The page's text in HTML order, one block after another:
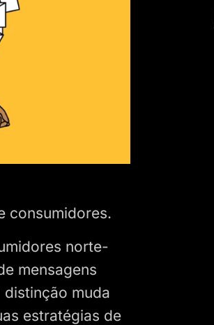
consumidores.
norte-
mensagens
distinção muda
estratégias de